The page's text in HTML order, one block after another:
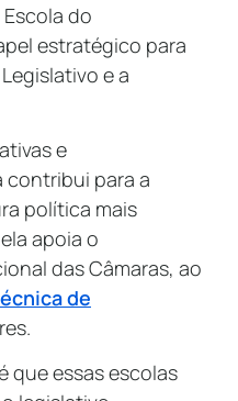
do
estratégico para
e a
e
contribui para a
política mais
apoia o
das Câmaras, ao
de
que essas escolas